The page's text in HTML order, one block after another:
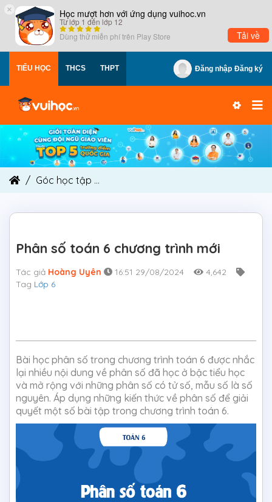
× Học mượt hơn với ứng dụng vuihoc.vn
Từ lớp 1 đến lớp 12
Dùng thử miễn phí trên Play Store Tải về
TIỂU HỌC THCS THPT Đăng nhập Đăng ký
Góc học tập
Phân số toán 6 chương trình mới
Tác giả Hoàng Uyên 16:51 29/08/2024
4,642
Tag Lớp 6
Bài học phân số trong chương trình toán 6 được nhắc
lại nhiều nội dung về phân số đã học ở bậc tiểu học
và mở rộng với những phân số có tử số, mẫu số là số
nguyên. Áp dụng những kiến thức về phân số để giải
quyết một số bài tập trong chương trình toán 6.